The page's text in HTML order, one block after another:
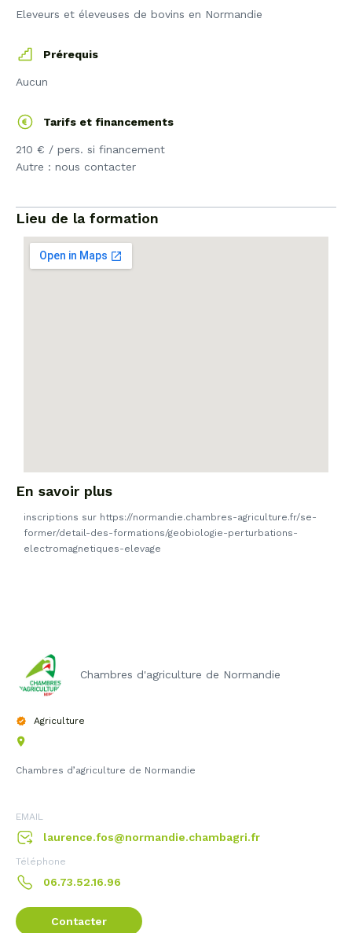
Eleveurs et éleveuses de bovins en Normandie
Prérequis
Aucun
Tarifs et financements
210 € / pers. si financement
Autre : nous contacter
Lieu de la formation
En savoir plus
inscriptions sur https://normandie.chambres-agriculture.fr/se-
former/detail-des-formations/geobiologie-perturbations-
electromagnetiques-elevage
Chambres d'agriculture de Normandie
Agriculture
Chambres d’agriculture de Normandie
EMAIL
laurence.fos@normandie.chambagri.fr
Téléphone
06.73.52.16.96
Contacter